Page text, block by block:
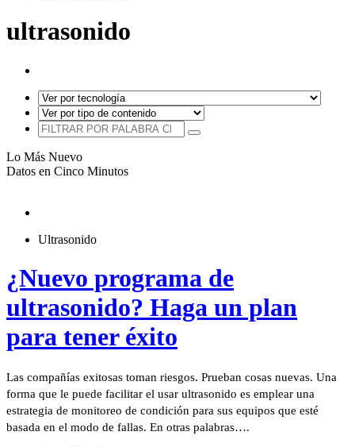
ultrasonido
Lo Más Nuevo
Datos en Cinco Minutos
Ultrasonido
¿Nuevo programa de
ultrasonido? Haga un plan
para tener éxito
Las compañías exitosas toman riesgos. Prueban cosas nuevas. Una
forma que le puede facilitar el usar ultrasonido es emplear una
estrategia de monitoreo de condición para sus equipos que esté
basada en el modo de fallas. En otras palabras….